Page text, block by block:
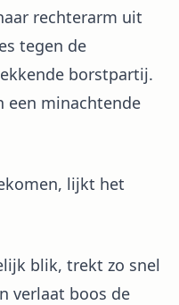
rechterarm uit
tegen de
borstpartij.
een minachtende
lijkt het
blik, trekt zo snel
verlaat boos de